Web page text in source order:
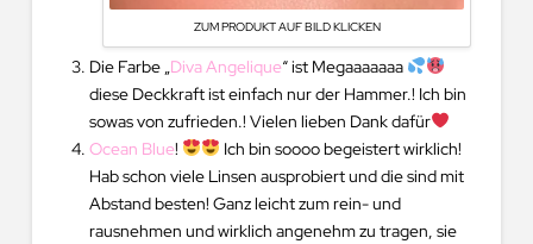
ZUM PRODUKT AUF BILD KLICKEN
Die Farbe „Diva Angelique“ ist Megaaaaaaa
diese Deckkraft ist einfach nur der Hammer.! Ich bin
sowas von zufrieden.! Vielen lieben Dank dafür
Ocean Blue!
Ich bin soooo begeistert wirklich!
Hab schon viele Linsen ausprobiert und die sind mit
Abstand besten! Ganz leicht zum rein- und
rausnehmen und wirklich angenehm zu tragen, sie